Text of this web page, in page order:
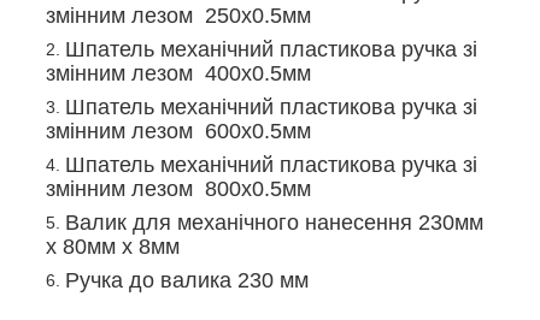
змінним лезом 250х0.5мм
Шпатель механічний пластикова ручка зі
змінним лезом 400х0.5мм
Шпатель механічний пластикова ручка зі
змінним лезом 600х0.5мм
Шпатель механічний пластикова ручка зі
змінним лезом 800х0.5мм
Валик для механічного нанесення 230мм
х 80мм х 8мм
Ручка до валика 230 мм